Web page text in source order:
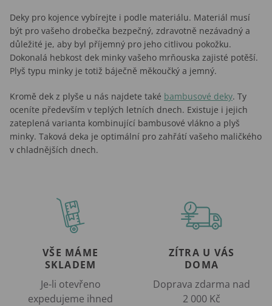
Deky pro kojence vybírejte i podle materiálu. Materiál musí
být pro vašeho drobečka bezpečný, zdravotně nezávadný a
důležité je, aby byl příjemný pro jeho citlivou pokožku.
Dokonalá hebkost dek minky vašeho mrňouska zajisté potěší.
Plyš typu minky je totiž báječně měkoučký a jemný.
Kromě dek z plyše u nás najdete také bambusové deky. Ty
oceníte především v teplých letních dnech. Existuje i jejich
zateplená varianta kombinující bambusové vlákno a plyš
minky. Taková deka je optimální pro zahřátí vašeho maličkého
v chladnějších dnech.
VŠE MÁME
SKLADEM
Je-li otevřeno
expedujeme ihned
ZÍTRA U VÁS
DOMA
Doprava zdarma nad
2 000 Kč